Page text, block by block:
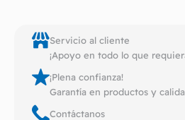
Servicio al cliente
¡Apoyo en todo lo que
¡Plena confianza!
Garantía en productos y
Contáctanos